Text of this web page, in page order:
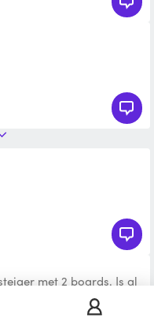
met 2 boards. Is al
bruikbaar, gebruik